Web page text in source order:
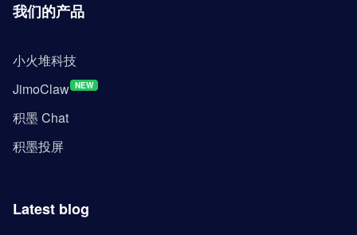
我们的产品
小火堆科技
JimoClaw NEW
积墨 Chat
积墨投屏
Latest blog